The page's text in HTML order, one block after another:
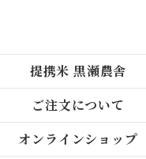
提携米 黒瀬農舎
ご注文について
オンラインショップ